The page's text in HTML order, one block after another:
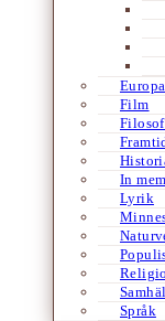
Europa
Film
In
Lyrik
Språk